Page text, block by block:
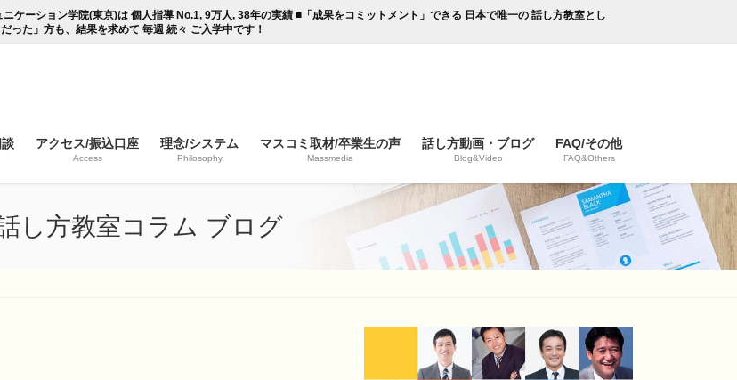
ケーション学院(東京)は 個人指導 No.1, 9万人, 38年の実績 ■「成果をコミットメント」できる 日本で唯一の 話し方教室とし
った」方も、結果を求めて 毎週 続々 ご入学中です！
アクセス/振込口座
Access
理念/システム
Philosophy
マスコミ取材/卒業生の声
Massmedia
話し方動画・ブログ
Blog&Video
FAQ/その他
FAQ&Others
し方教室コラム ブログ